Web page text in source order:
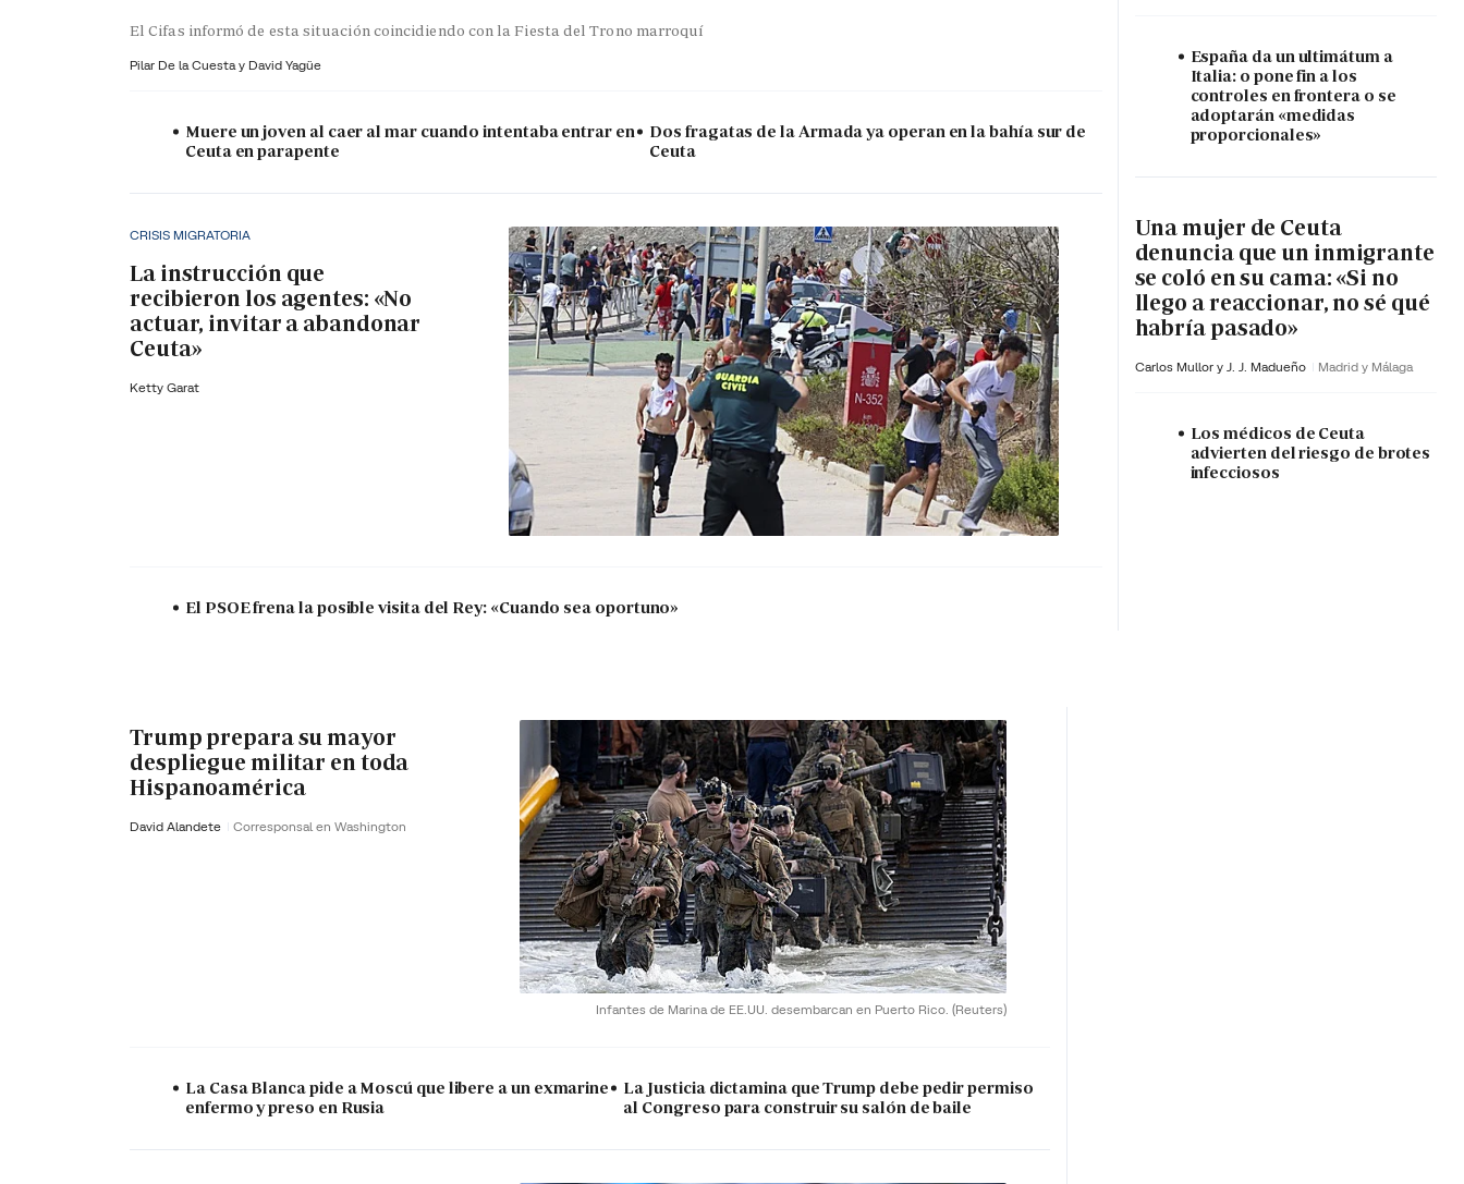
El Cifas informó de esta situación coincidiendo con la Fiesta del Trono marroquí
Pilar De la Cuesta y David Yagüe
Muere un joven al caer al mar cuando intentaba entrar en
Ceuta en parapente
Dos fragatas de la Armada ya operan en la bahía sur de
Ceuta
CRISIS MIGRATORIA
La instrucción que
recibieron los agentes: «No
actuar, invitar a abandonar
Ceuta»
Ketty Garat
El PSOE frena la posible visita del Rey: «Cuando sea oportuno»
España da un ultimátum a
Italia: o pone fin a los
controles en frontera o se
adoptarán «medidas
proporcionales»
Una mujer de Ceuta
denuncia que un inmigrante
se coló en su cama: «Si no
llego a reaccionar, no sé qué
habría pasado»
Carlos Mullor y J. J. Madueño Madrid y Málaga
Los médicos de Ceuta
advierten del riesgo de brotes
infecciosos
Infantes de Marina de EE.UU. desembarcan en Puerto Rico. (Reuters)
Trump prepara su mayor
despliegue militar en toda
Hispanoamérica
David Alandete Corresponsal en Washington
La Casa Blanca pide a Moscú que libere a un exmarine
enfermo y preso en Rusia
La Justicia dictamina que Trump debe pedir permiso
al Congreso para construir su salón de baile